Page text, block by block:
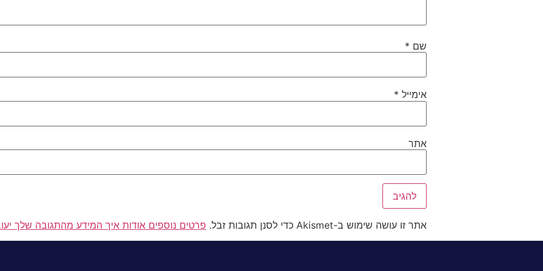
שם *
אימייל *
אתר
אתר זו עושה שימוש ב-Akismet כדי לסנן תגובות זבל. פרטים נוספים אודות איך המידע מהתגובה שלך